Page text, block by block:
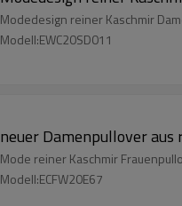
Modedesign reiner Kaschmir
Modell:EWC20SD011
neuer Damenpullover
Mode reiner Kaschmir
Modell:ECFW20E67